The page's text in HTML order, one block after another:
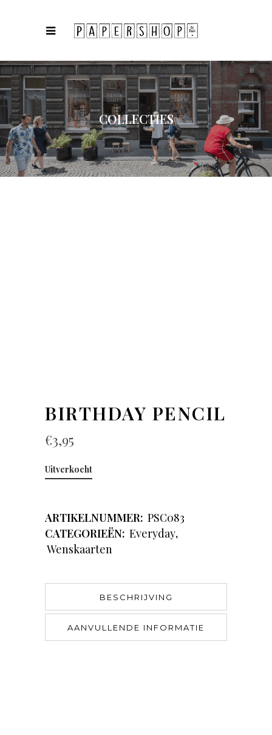
COLLECTIES
BIRTHDAY PENCIL
€3,95
Uitverkocht
ARTIKELNUMMER: PSC083
CATEGORIEËN: Everyday,
Wenskaarten
BESCHRIJVING
AANVULLENDE INFORMATIE